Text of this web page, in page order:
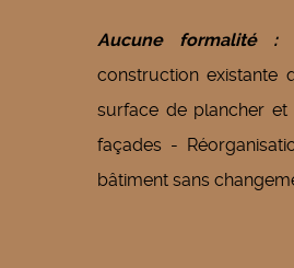
Aucune formalité :
construction existante
surface de plancher
façades -
bâtiment sans